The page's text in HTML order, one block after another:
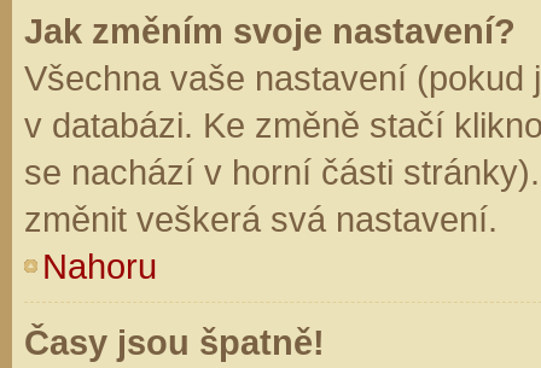
Jak změním svoje nastavení?
Všechna vaše nastavení (pokud
v databázi. Ke změně stačí
se nachází v horní části
změnit veškerá svá nastavení.
Nahoru
Časy jsou špatně!